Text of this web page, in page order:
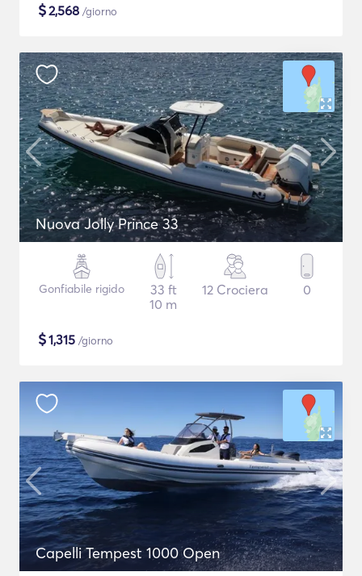
$2,568 /giorno
Nuova Jolly Prince 33
Gonfiabile rigido
33 ft
10 m
12 Crociera 0
$1,315 /giorno
Capelli Tempest 1000 Open